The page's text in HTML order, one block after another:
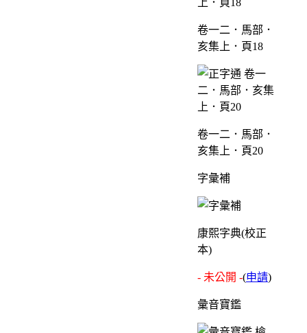
卷一二．馬部．
亥集上．頁18
卷一二．馬部．
亥集上．頁20
字彙補
康熙字典(校正
本)
- 未公開 -(申請)
彙音寶鑑